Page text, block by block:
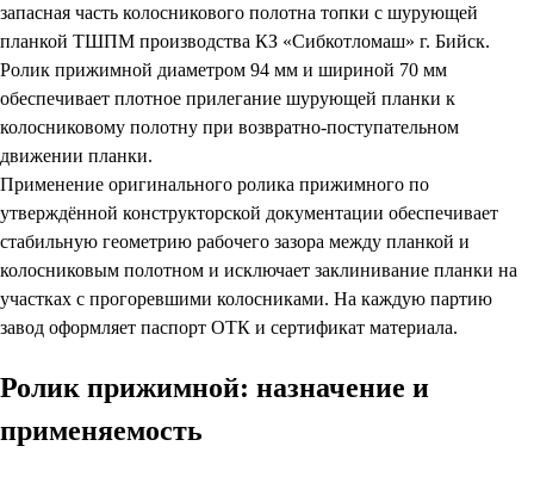
запасная часть колосникового полотна топки с шурующей
планкой ТШПМ производства КЗ «Сибкотломаш» г. Бийск.
Ролик прижимной диаметром 94 мм и шириной 70 мм
обеспечивает плотное прилегание шурующей планки к
колосниковому полотну при возвратно-поступательном
движении планки.
Применение оригинального ролика прижимного по
утверждённой конструкторской документации обеспечивает
стабильную геометрию рабочего зазора между планкой и
колосниковым полотном и исключает заклинивание планки на
участках с прогоревшими колосниками. На каждую партию
завод оформляет паспорт ОТК и сертификат материала.
Ролик прижимной: назначение и
применяемость